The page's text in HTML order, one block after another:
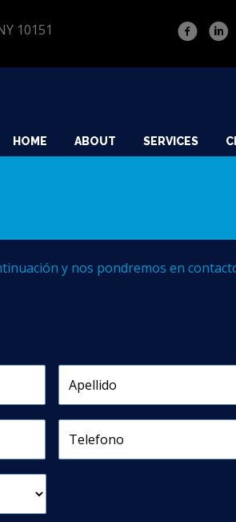
10151
HOME ABOUT SERVICES
y nos pondremos en